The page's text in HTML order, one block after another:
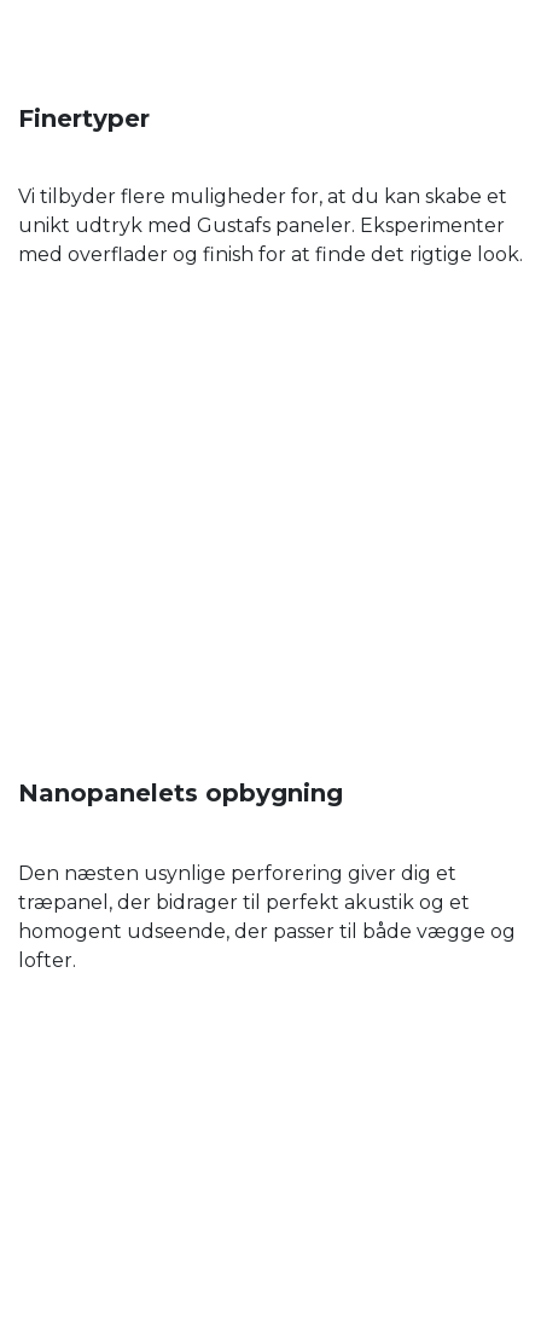
Finertyper
Vi tilbyder flere muligheder for, at du kan skabe et
unikt udtryk med Gustafs paneler. Eksperimenter
med overflader og finish for at finde det rigtige look.
Nanopanelets opbygning
Den næsten usynlige perforering giver dig et
træpanel, der bidrager til perfekt akustik og et
homogent udseende, der passer til både vægge og
lofter.